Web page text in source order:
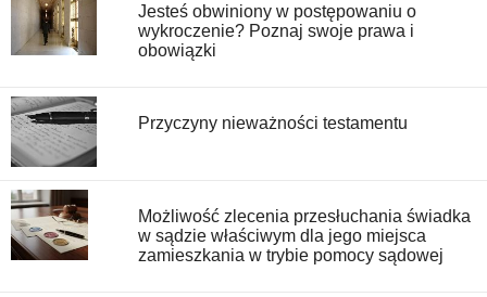
Jesteś obwiniony w postępowaniu o
wykroczenie? Poznaj swoje prawa i
obowiązki
Przyczyny nieważności testamentu
Możliwość zlecenia przesłuchania świadka
w sądzie właściwym dla jego miejsca
zamieszkania w trybie pomocy sądowej